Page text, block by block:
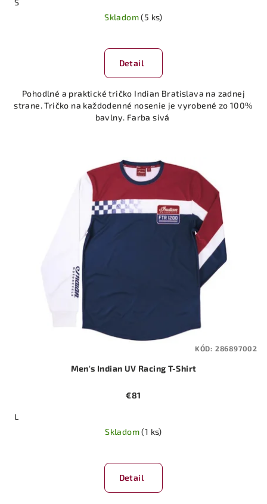
S
Skladom(5 ks)
Detail
Pohodlné a praktické tričko Indian Bratislava na zadnej
strane. Tričko na každodenné nosenie je vyrobené zo 100%
bavlny. Farba sivá
Men's Indian UV Racing T-Shirt
€81
L
Skladom(1 ks)
Detail
KÓD: 286897002